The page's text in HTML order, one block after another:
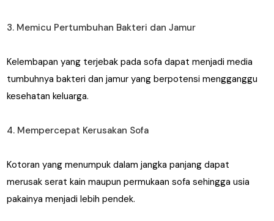
3. Memicu Pertumbuhan Bakteri dan Jamur
Kelembapan yang terjebak pada sofa dapat menjadi media
tumbuhnya bakteri dan jamur yang berpotensi mengganggu
kesehatan keluarga.
4. Mempercepat Kerusakan Sofa
Kotoran yang menumpuk dalam jangka panjang dapat
merusak serat kain maupun permukaan sofa sehingga usia
pakainya menjadi lebih pendek.